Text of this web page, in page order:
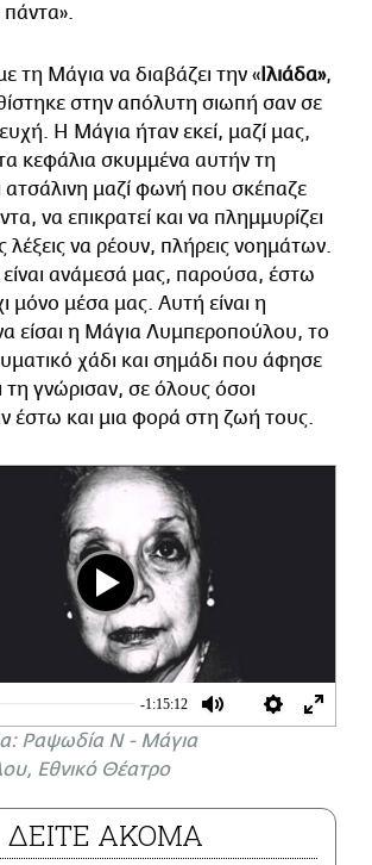
πάντα».
τη Μάγια να διαβάζει την « Ιλιάδα»,
στην απόλυτη σιωπή σαν σε
Η Μάγια ήταν εκεί, μαζί μας,
κεφάλια σκυμμένα αυτήν τη
ατσάλινη μαζί φωνή που σκέπαζε
να επικρατεί και να πλημμυρίζει
λέξεις να ρέουν, πλήρεις νοημάτων.
ανάμεσά μας, παρούσα, έστω
μόνο μέσα μας. Αυτή είναι η
είσαι η Μάγια Λυμπεροπούλου, το
χάδι και σημάδι που άφησε
τη γνώρισαν, σε όλους όσοι
έστω και μια φορά στη ζωή τους.
-1:15:12
Mute Settings
Enter
Play
Ραψωδία Ν - Μάγια
Εθνικό Θέατρο